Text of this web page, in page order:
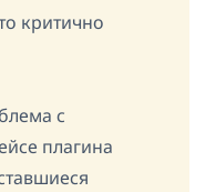
критично
с
плагина